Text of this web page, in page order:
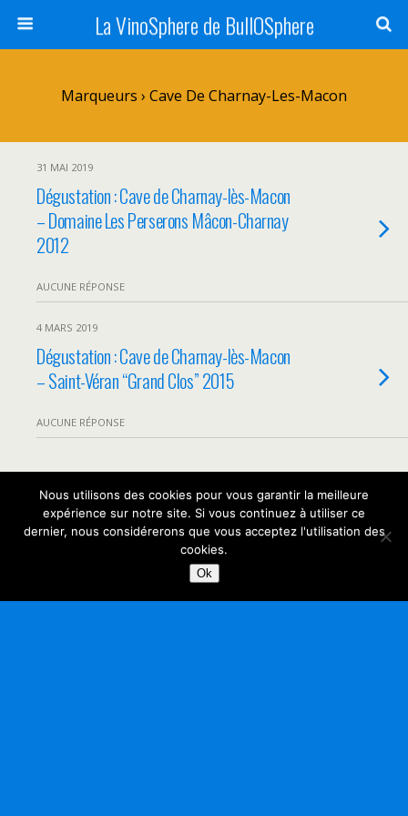
La VinoSphere de BullOSphere
Marqueurs › Cave De Charnay-Les-Macon
31 MAI 2019
Dégustation : Cave de Charnay-lès-Macon
– Domaine Les Perserons Mâcon-Charnay
2012
AUCUNE RÉPONSE
4 MARS 2019
Dégustation : Cave de Charnay-lès-Macon
– Saint-Véran “Grand Clos” 2015
AUCUNE RÉPONSE
Retour au début
Mobile Bureau
Nous utilisons des cookies pour vous garantir la meilleure
expérience sur notre site. Si vous continuez à utiliser ce
dernier, nous considérerons que vous acceptez l'utilisation des
cookies.
Ok